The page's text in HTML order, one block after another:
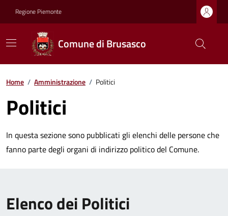
Regione Piemonte
Comune di Brusasco
Home / Amministrazione / Politici
Politici
In questa sezione sono pubblicati gli elenchi delle persone che
fanno parte degli organi di indirizzo politico del Comune.
Elenco dei Politici